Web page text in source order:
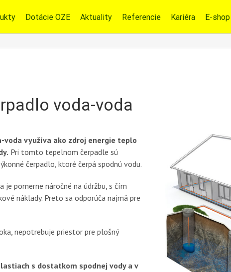
Dotácie OZE Aktuality Referencie Kariéra E-shop
voda-voda
voda využíva ako zdroj energie teplo
Pri tomto tepelnom čerpadle sú
čerpadlo, ktoré čerpá spodnú vodu.
je pomerne náročné na údržbu, s čím
náklady. Preto sa odporúča najmä pre
nepotrebuje priestor pre plošný
s dostatkom spodnej vody a v